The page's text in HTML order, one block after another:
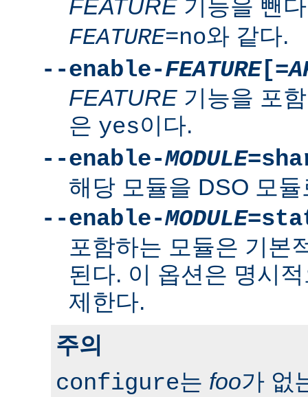
FEATURE 기능을 뺀
FEATURE=no와 같다.
--enable-FEATURE[=
FEATURE 기능을 포
은 yes이다.
--enable-MODULE
해당 모듈을 DSO 모
--enable-MODULE
포함하는 모듈은 기본
된다. 이 옵션은 명시
제한다.
주의
configure는 foo가 없